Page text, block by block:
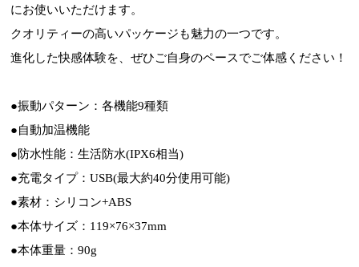
にお使いいただけます。
クオリティーの高いパッケージも魅力の一つです。
進化した快感体験を、ぜひご自身のペースでご体感ください！
●振動パターン：各機能9種類
●自動加温機能
●防水性能：生活防水(IPX6相当)
●充電タイプ：USB(最大約40分使用可能)
●素材：シリコン+ABS
●本体サイズ：119×76×37mm
●本体重量：90g